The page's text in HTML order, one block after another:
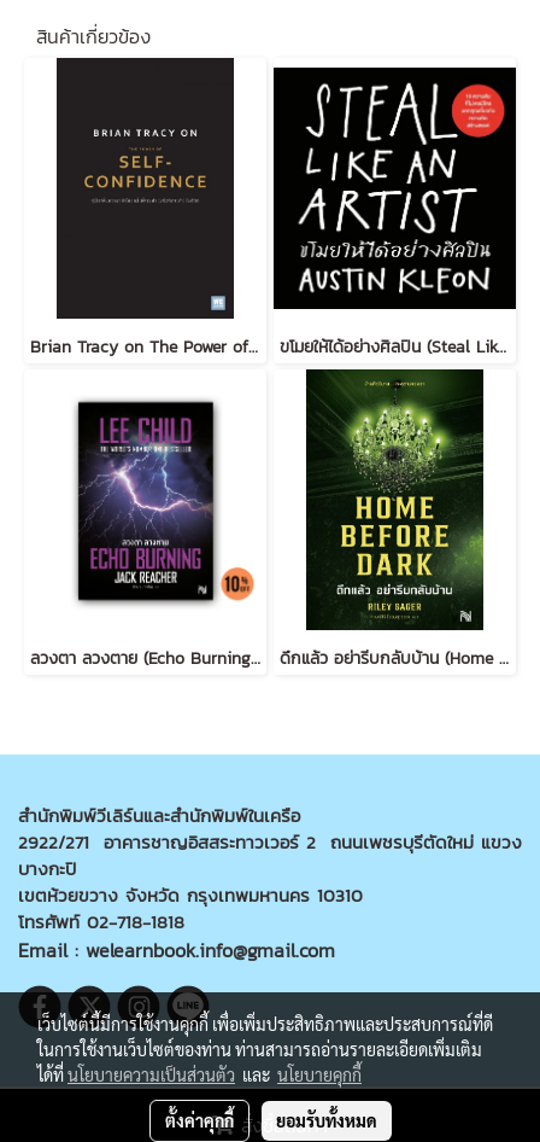
สั่งซื้อสินค้า
สินค้าเกี่ยวข้อง
Brian Tracy on The Power of Self-Confidence ขโมยให้ได้อย่างศิลปิน (Steal Like an Artist) (ฉบับปรับปรุง)
ลวงตา ลวงตาย (Echo Burning) [ฉบับปรับปรุง] #5 ดึกแล้ว อย่ารีบกลับบ้าน (Home Before Dark)
สำนักพิมพ์วีเลิร์นและสำนักพิมพ์ในเครือ
2922/271 อาคารชาญอิสสระทาวเวอร์ 2 ถนนเพชรบุรีตัดใหม่ แขวง
บางกะปิ
เขตห้วยขวาง จังหวัด กรุงเทพมหานคร 10310
โทรศัพท์ 02-718-1818
Email : welearnbook.info@gmail.com
@Copyright welearnbook All rights reserved
เว็บไซต์นี้มีการใช้งานคุกกี้ เพื่อเพิ่มประสิทธิภาพและประสบการณ์ที่ดี
ในการใช้งานเว็บไซต์ของท่าน ท่านสามารถอ่านรายละเอียดเพิ่มเติม
ได้ที่นโยบายความเป็นส่วนตัว และ นโยบายคุกกี้
ตั้งค่าคุกกี้ ยอมรับทั้งหมด